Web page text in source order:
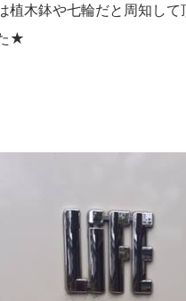
植木鉢や七輪だと周知し
★